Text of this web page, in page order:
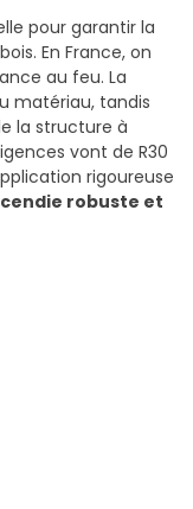
pour garantir la
En France, on
au feu. La
matériau, tandis
la structure à
vont de R30
rigoureuse
robuste et